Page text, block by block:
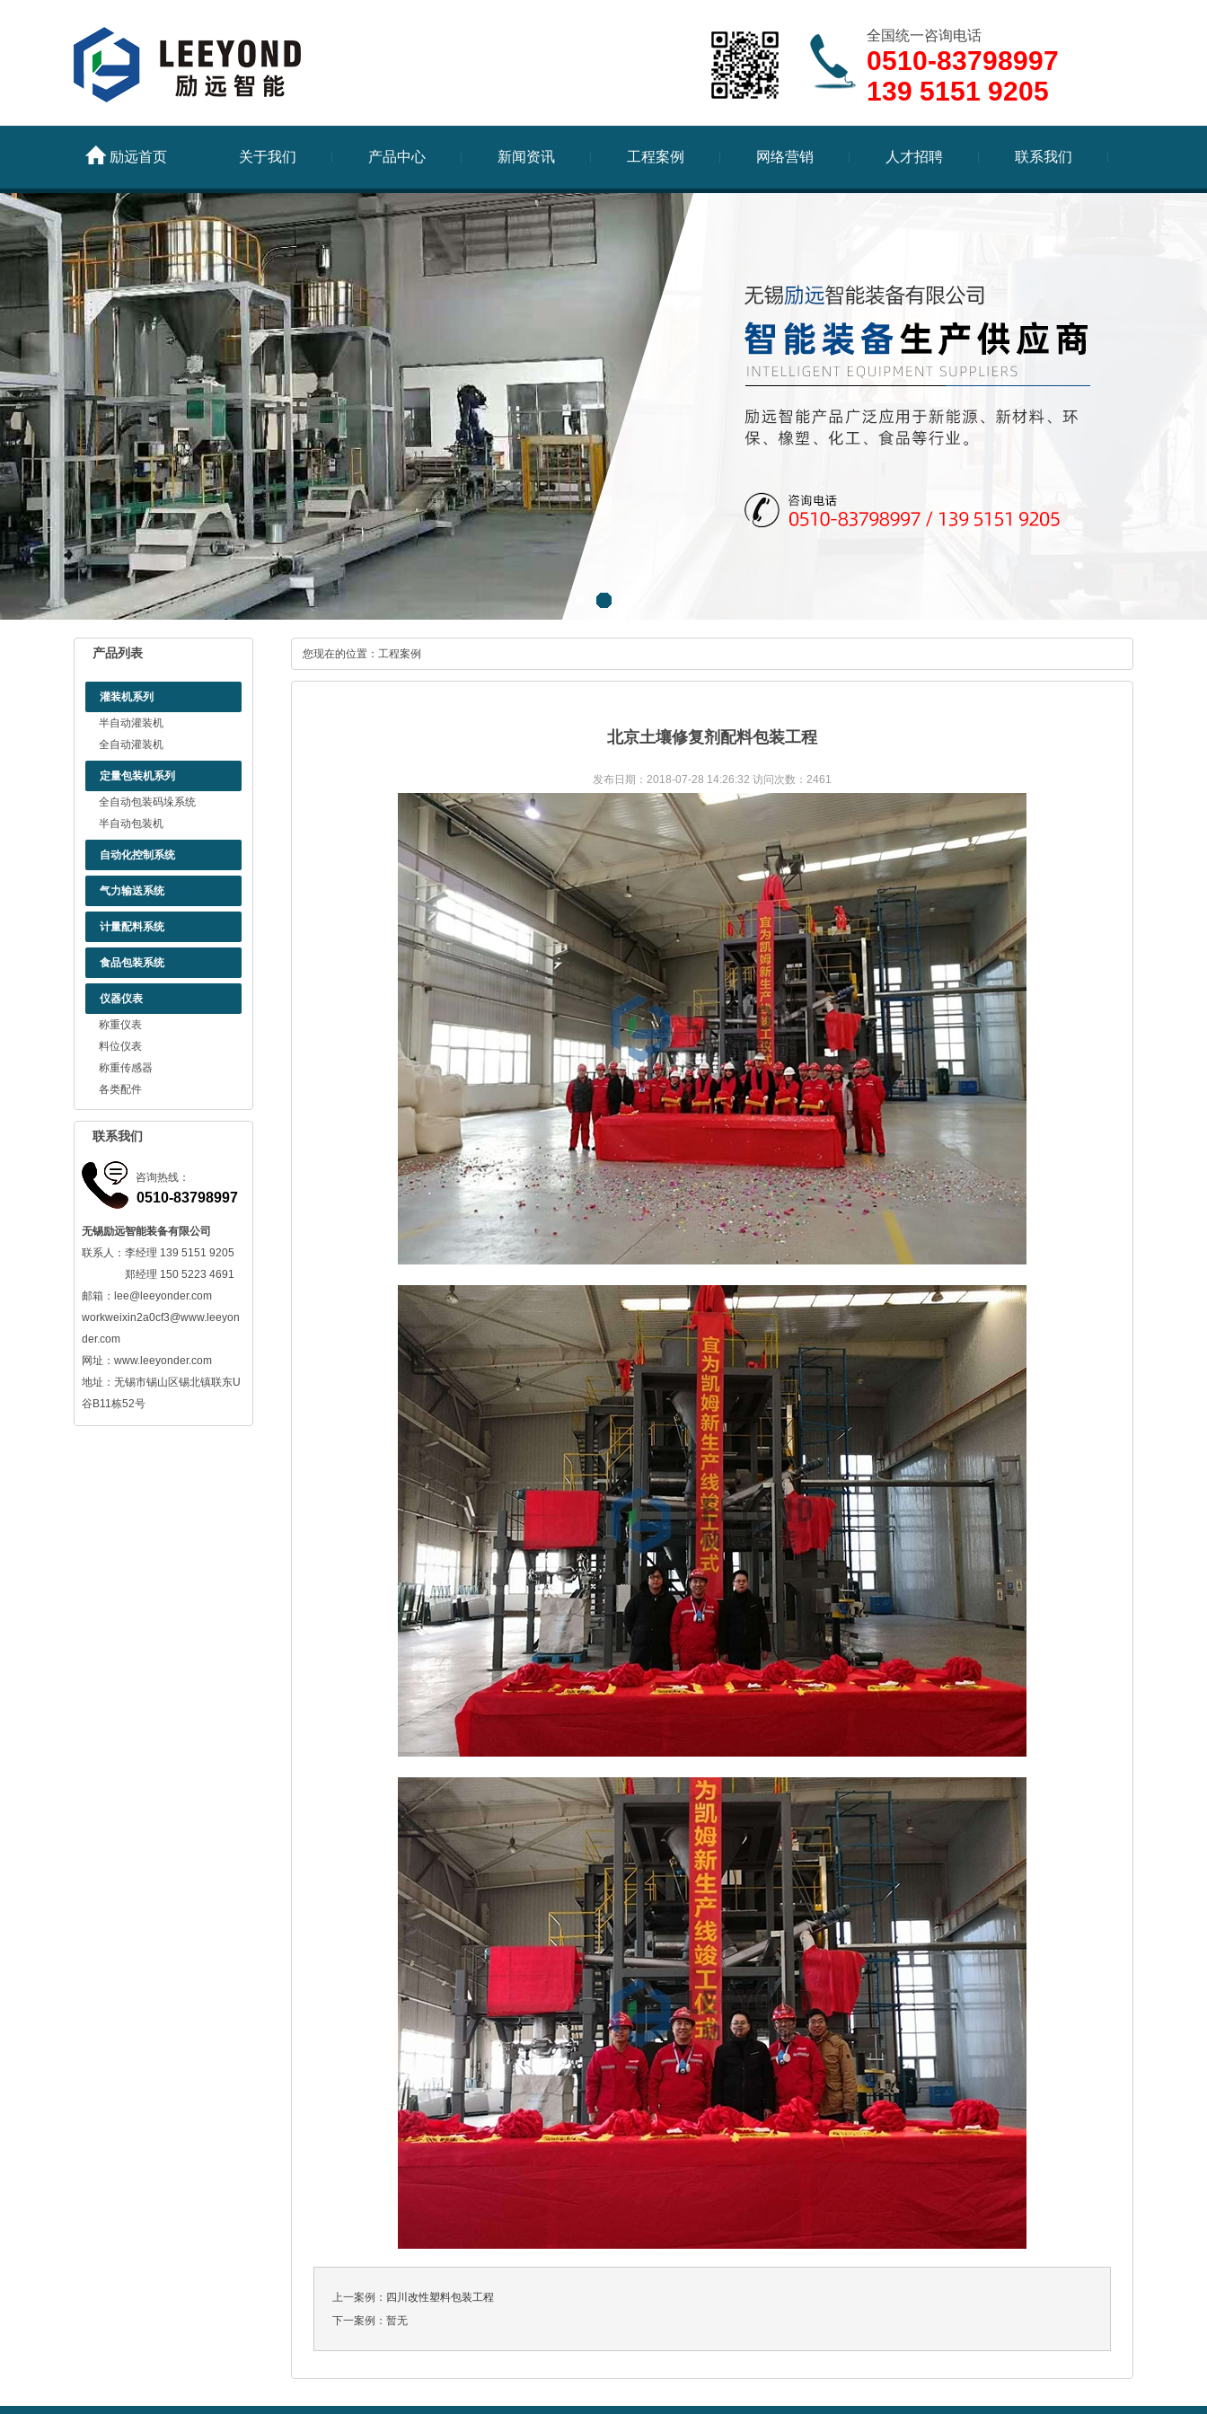
全国统一咨询电话
0510-83798997
139 5151 9205
励远首页 关于我们 产品中心 新闻资讯 工程案例 网络营销 人才招聘 联系我们
产品列表
灌装机系列
半自动灌装机
全自动灌装机
定量包装机系列
全自动包装码垛系统
半自动包装机
自动化控制系统
气力输送系统
计量配料系统
食品包装系统
仪器仪表
称重仪表
料位仪表
称重传感器
各类配件
联系我们
咨询热线：
0510-83798997
无锡励远智能装备有限公司
联系人：李经理 139 5151 9205
郑经理 150 5223 4691
邮箱：lee@leeyonder.com
workweixin2a0cf3@www.leeyon
der.com
网址：www.leeyonder.com
地址：无锡市锡山区锡北镇联东U
谷B11栋52号
您现在的位置： 工程案例
北京土壤修复剂配料包装工程
发布日期：2018-07-28 14:26:32 访问次数：2461
上一案例： 四川改性塑料包装工程
下一案例：暂无